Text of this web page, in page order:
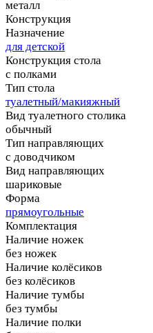
металл
Конструкция
Назначение
для детской
Конструкция стола
с полками
Тип стола
туалетный/макияжный
Вид туалетного столика
обычный
Тип направляющих
с доводчиком
Вид направляющих
шариковые
Форма
прямоугольные
Комплектация
Наличие ножек
без ножек
Наличие колёсиков
без колёсиков
Наличие тумбы
без тумбы
Наличие полки